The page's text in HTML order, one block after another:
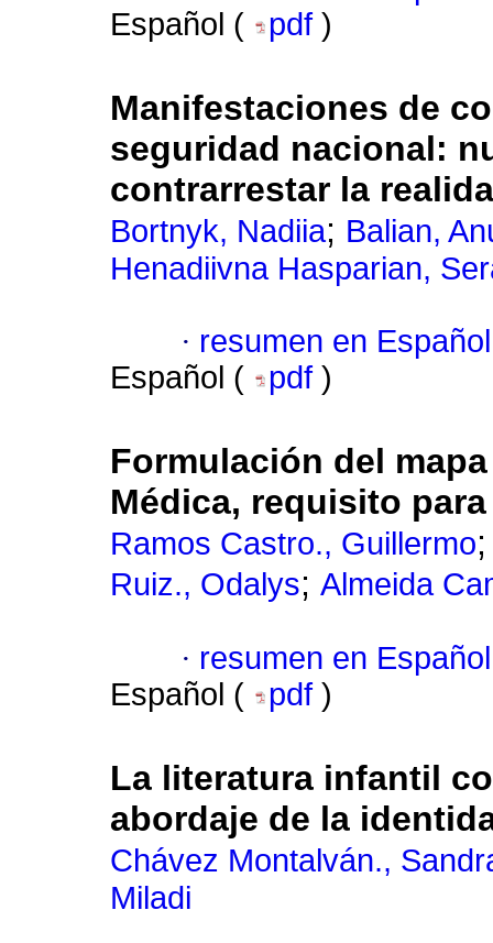
Español (
pdf )
Manifestaciones de
seguridad nacional:
contrarrestar la
Bortnyk, Nadiia; Balian,
Henadiivna Hasparian,
· resumen en Español
Español (
pdf )
Formulación del
Médica, requisito
Ramos Castro., Guillermo
Ruiz., Odalys; Almeida
· resumen en Español
Español (
pdf )
La literatura infantil
abordaje de la
Chávez Montalván.,
Miladi